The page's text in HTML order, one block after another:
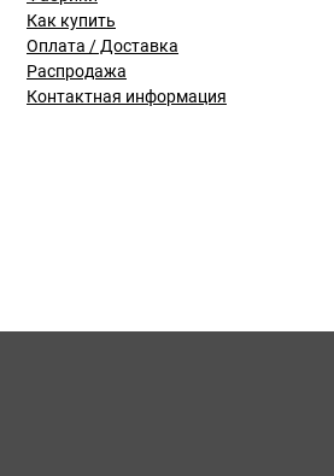
Как купить
Оплата / Доставка
Распродажа
Контактная информация